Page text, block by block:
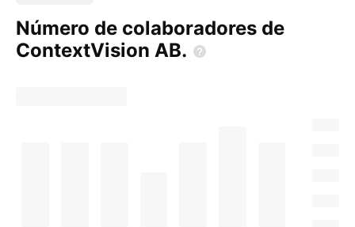
Número de colaboradores de
ContextVision AB.